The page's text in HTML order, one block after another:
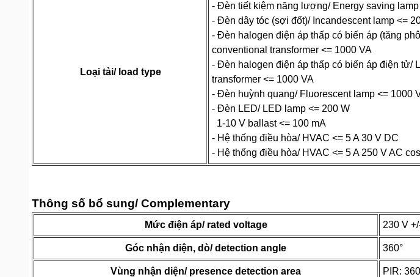
Loại tải/ load type
- Đèn tiết kiệm năng lượng/ Energy saving lamp
- Đèn dây tóc (sợi đốt)/ Incandescent lamp <=
- Đèn halogen điện áp thấp có biến áp (tăng
conventional transformer <= 1000 VA
- Đèn halogen điện áp thấp có biến áp điện tử/
transformer <= 1000 VA
- Đèn huỳnh quang/ Fluorescent lamp <= 1000
- Đèn LED/ LED lamp <= 200 W
1-10 V ballast <= 100 mA
- Hệ thống điều hòa/ HVAC <= 5 A 30 V DC
- Hệ thống điều hòa/ HVAC <= 5 A 250 V AC
Thông số bổ sung/ Complementary
Mức điện áp/ rated voltage 230 V
Góc nhận diện, dò/ detection angle 360°
Vùng nhận diện/ presence detection area PIR: